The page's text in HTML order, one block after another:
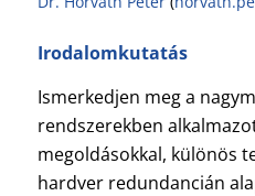
Irodalomkutatás
Ismerkedjen meg a
rendszerekben
megoldásokkal, különös
hardver redundancián